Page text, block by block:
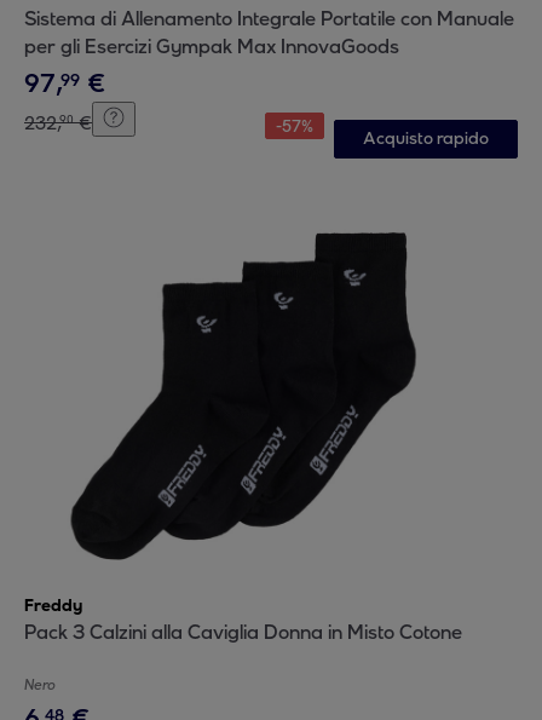
Sistema di Allenamento Integrale Portatile con Manuale
per gli Esercizi Gympak Max InnovaGoods
97,99 €
232,90 € -57%
Acquisto rapido
Freddy
Pack 3 Calzini alla Caviglia Donna in Misto Cotone
Nero
48